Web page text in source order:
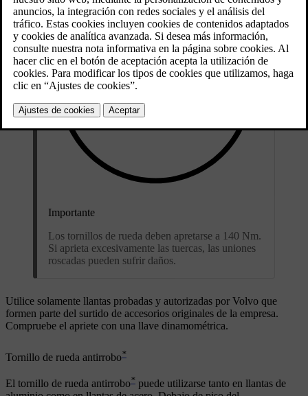
Importante
Los tornillos de rueda deben apretarse a 140 Nm.
Si aprieta excesivamente las tuercas, las uniones
roscadas pueden sufrir daños.
Utilice solamente llantas probadas y autorizadas por Volvo que
formen parte del surtido de accesorios originales de la empresa.
Compruebe el apriete con una llave dinamométrica.
Tornillo de rueda antirrobo*
El tornillo de rueda antirrobo* puede utilizarse tanto en llantas de